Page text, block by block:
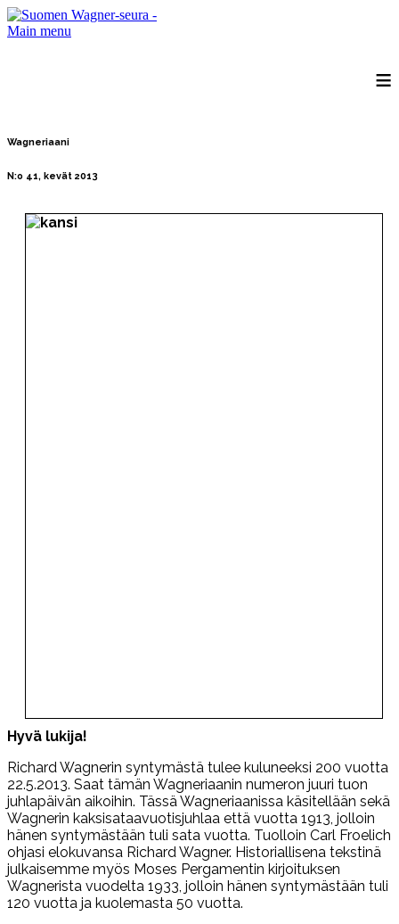
Main menu
≡
Wagneriaani
N:o 41, kevät 2013
Hyvä lukija!
Richard Wagnerin syntymästä tulee kuluneeksi 200 vuotta
22.5.2013. Saat tämän Wagneriaanin numeron juuri tuon
juhlapäivän aikoihin. Tässä Wagneriaanissa käsitellään sekä
Wagnerin kaksisataavuotisjuhlaa että vuotta 1913, jolloin
hänen syntymästään tuli sata vuotta. Tuolloin Carl Froelich
ohjasi elokuvansa Richard Wagner. Historiallisena tekstinä
julkaisemme myös Moses Pergamentin kirjoituksen
Wagnerista vuodelta 1933, jolloin hänen syntymästään tuli
120 vuotta ja kuolemasta 50 vuotta.